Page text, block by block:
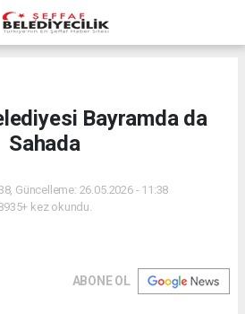
Bayramda da
Sahada
Güncelleme: 26.05.2026 - 11:38
kez okundu.
ABONE OL